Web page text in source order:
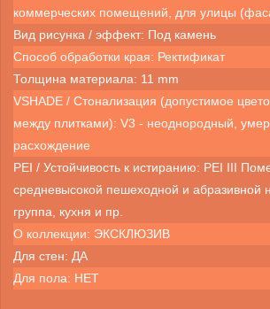
коммерческих помещений, для улицы
Вид рисунка / эффект: Под камень
Способ обработки края: Ректификат
Толщина материала: 11 mm
VSHADE / Стонализация (допустимое
между плитками): V3 - неоднородный,
расхождение
PEI / Устойчивость к истиранию: PEI III
средневысокой пешеходной и абразивной
группа, кухня и пр.
О коллекции: ЭКСКЛЮЗИВ
Для стен: ДА
Для пола: НЕТ